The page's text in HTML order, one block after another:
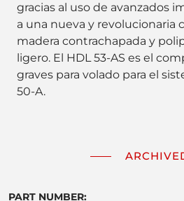
gracias al uso de avanzados
a una nueva y revolucionaria
madera contrachapada y
ligero. El HDL 53-AS es el
graves para volado para el
50-A.
PART NUMBER: